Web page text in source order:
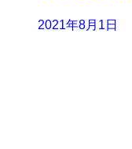
2021年8月1日